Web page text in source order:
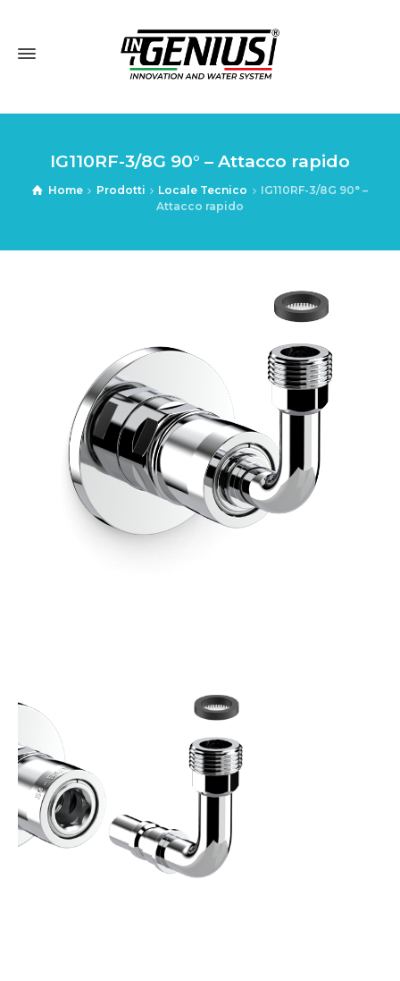
IG110RF-3/8G 90° – Attacco rapido
Home Prodotti Locale Tecnico
IG110RF-3/8G 90° –
Attacco rapido